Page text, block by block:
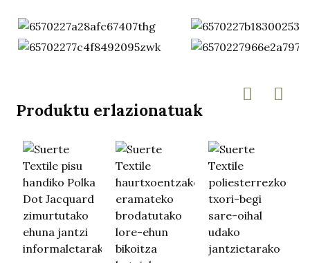
Produktu erlazionatuak